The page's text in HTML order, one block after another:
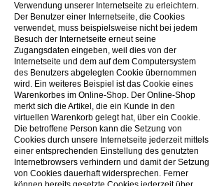
Verwendung unserer Internetseite zu erleichtern.
Der Benutzer einer Internetseite, die Cookies
verwendet, muss beispielsweise nicht bei jedem
Besuch der Internetseite erneut seine
Zugangsdaten eingeben, weil dies von der
Internetseite und dem auf dem Computersystem
des Benutzers abgelegten Cookie übernommen
wird. Ein weiteres Beispiel ist das Cookie eines
Warenkorbes im Online-Shop. Der Online-Shop
merkt sich die Artikel, die ein Kunde in den
virtuellen Warenkorb gelegt hat, über ein Cookie.
Die betroffene Person kann die Setzung von
Cookies durch unsere Internetseite jederzeit mittels
einer entsprechenden Einstellung des genutzten
Internetbrowsers verhindern und damit der Setzung
von Cookies dauerhaft widersprechen. Ferner